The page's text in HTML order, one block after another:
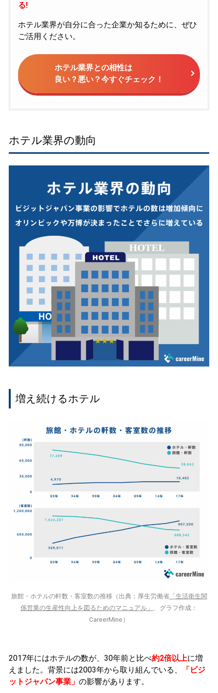
る!
ホテル業界が自分に合った企業か知るために、ぜひ
ご活用ください。
ホテル業界との相性は
良い？悪い？今すぐチェック！
ホテル業界の動向
増え続けるホテル
旅館・ホテルの軒数・客室数の推移（出典： 厚生労働省「生活衛生関
係営業の生産性向上を図るためのマニュアル」 、グラフ作成：
CareerMine）
2017年にはホテルの数が、30年前と比べ約2倍以上に増
えました。 背景には2003年から取り組んでいる、
「ビジ
ットジャパン事業」 の影響があります。